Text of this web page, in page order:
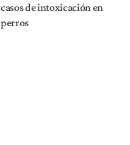
casos de intoxicación en
perros